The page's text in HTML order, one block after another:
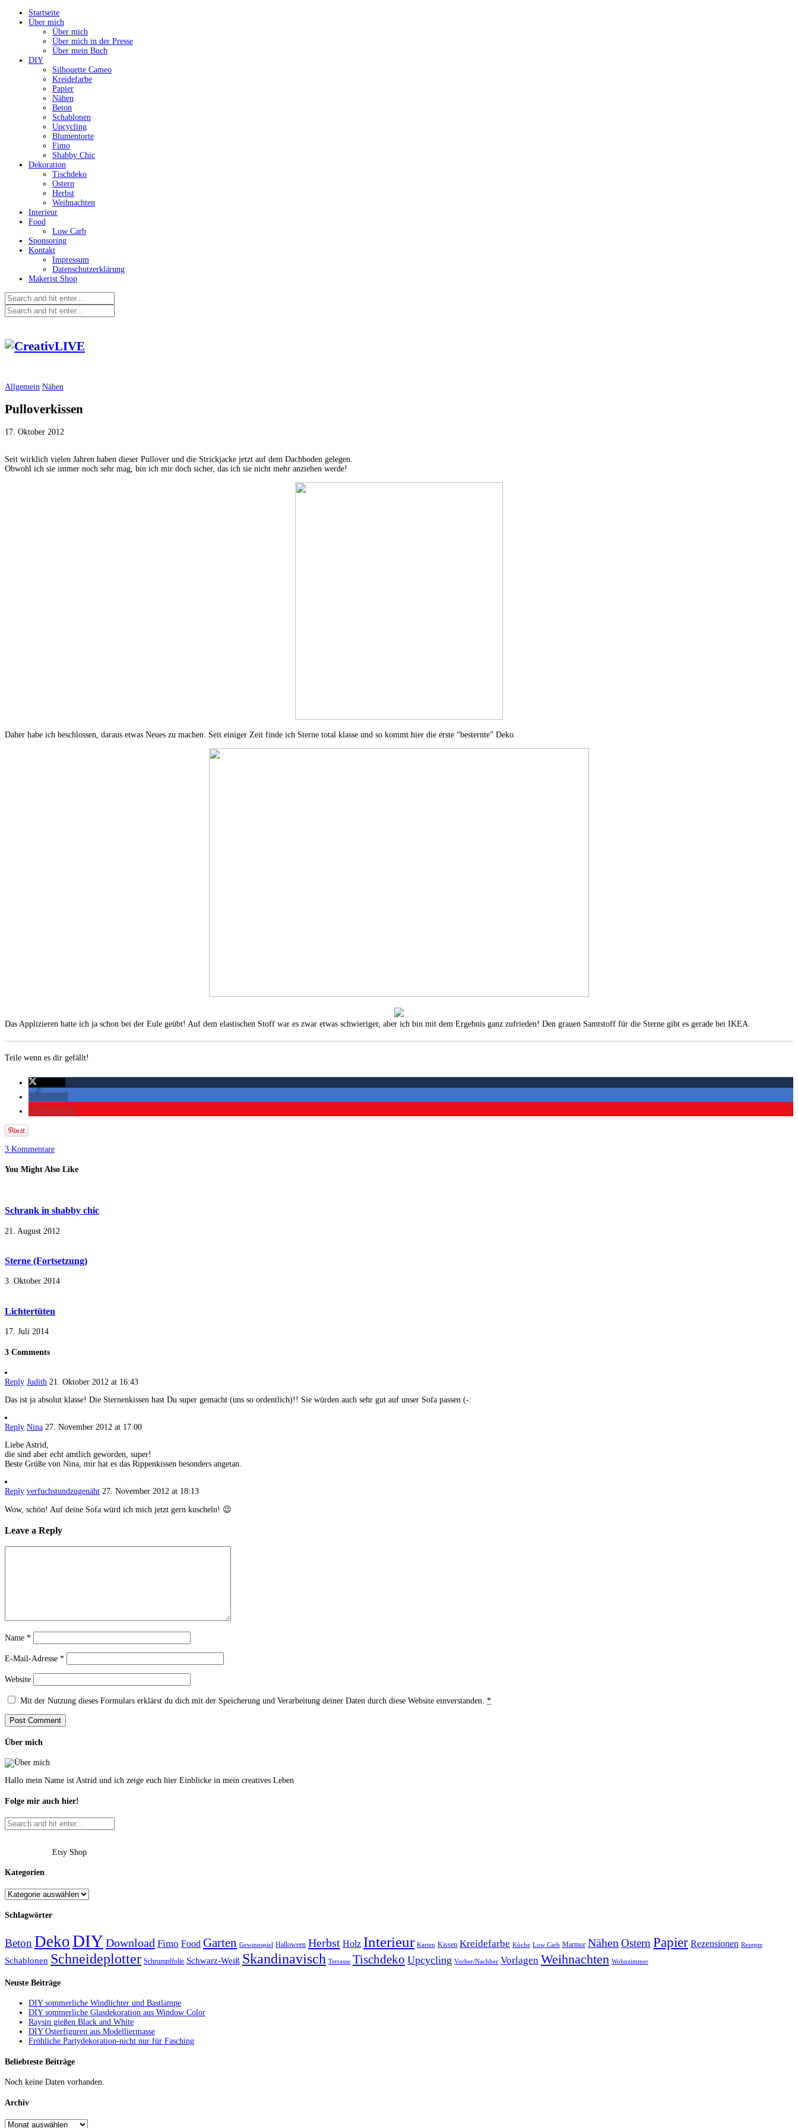
Startseite
Über mich
Über mich
Über mich in der Presse
Über mein Buch
DIY
Silhouette Cameo
Kreidefarbe
Papier
Nähen
Beton
Schablonen
Upcycling
Blumentorte
Fimo
Shabby Chic
Dekoration
Tischdeko
Ostern
Herbst
Weihnachten
Interieur
Food
Low Carb
Sponsoring
Kontakt
Impressum
Datenschutzerklärung
Makerist Shop
Allgemein Nähen
Pulloverkissen
17. Oktober 2012
Seit wirklich vielen Jahren haben dieser Pullover und die Strickjacke jetzt auf dem Dachboden gelegen.
Obwohl ich sie immer noch sehr mag, bin ich mir doch sicher, das ich sie nicht mehr anziehen werde!
Daher habe ich beschlossen, daraus etwas Neues zu machen. Seit einiger Zeit finde ich Sterne total klasse und so kommt hier die erste “besternte” Deko.
Das Applizieren hatte ich ja schon bei der Eule geübt! Auf dem elastischen Stoff war es zwar etwas schwieriger, aber ich bin mit dem Ergebnis ganz zufrieden! Den grauen Samtstoff für die Sterne gibt es gerade bei IKEA.
Teile wenn es dir gefällt!
3 Kommentare
You Might Also Like
Schrank in shabby chic
21. August 2012
Sterne (Fortsetzung)
3. Oktober 2014
Lichtertüten
17. Juli 2014
3 Comments
Reply Judith 21. Oktober 2012 at 16:43
Das ist ja absolut klasse! Die Sternenkissen hast Du super gemacht (uns so ordentlich)!! Sie würden auch sehr gut auf unser Sofa passen (-:
Reply Nina 27. November 2012 at 17:00
Liebe Astrid,
die sind aber echt amtlich geworden, super!
Beste Grüße von Nina, mir hat es das Rippenkissen besonders angetan.
Reply verfuchstundzugenäht 27. November 2012 at 18:13
Wow, schön! Auf deine Sofa würd ich mich jetzt gern kuscheln! 😉
Leave a Reply
Name *
E-Mail-Adresse *
Website
Mit der Nutzung dieses Formulars erklärst du dich mit der Speicherung und Verarbeitung deiner Daten durch diese Website einverstanden. *
Über mich
Hallo mein Name ist Astrid und ich zeige euch hier Einblicke in mein creatives Leben
Folge mir auch hier!
Etsy Shop
Kategorien
Schlagwörter
Beton DekoDIYDownload Fimo Food Garten Gewinnspiel Halloween Herbst Holz Interieur Karten Kissen Kreidefarbe Küche Low Carb Marmor Nähen Ostern Papier Rezensionen Rezepte
Schablonen Schneideplotter Schrumpffolie Schwarz-Weiß Skandinavisch Terrasse Tischdeko Upcycling Vorher/Nachher Vorlagen Weihnachten Wohnzimmer
Neuste Beiträge
DIY sommerliche Windlichter und Bastlampe
DIY sommerliche Glasdekoration aus Window Color
Raysin gießen Black and White
DIY Osterfiguren aus Modelliermasse
Fröhliche Partydekoration-nicht nur für Fasching
Beliebteste Beiträge
Noch keine Daten vorhanden.
Archiv